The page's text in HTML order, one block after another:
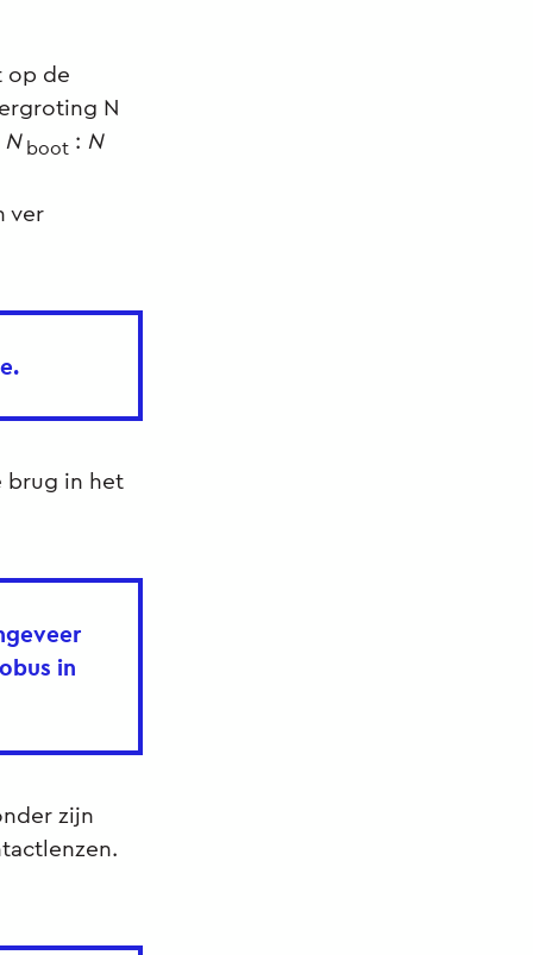
op de
N
N boot : N
ver
brug in het
in
zijn